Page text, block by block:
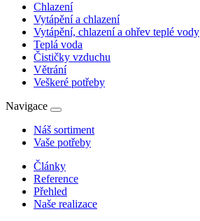
Chlazení
Vytápění a chlazení
Vytápění, chlazení a ohřev teplé vody
Teplá voda
Čističky vzduchu
Větrání
Veškeré potřeby
Navigace
Náš sortiment
Vaše potřeby
Články
Reference
Přehled
Naše realizace